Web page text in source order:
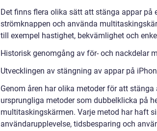
Det finns flera olika sätt att stänga appar på
strömknappen och använda
till exempel hastighet, bekvämlighet och
Historisk genomgång av för- och nackdelar
Utvecklingen av stängning av appar på
Genom åren har olika metoder för att
ursprungliga metoder som dubbelklicka på
multitaskingskärmen. Varje metod har haft
användarupplevelse, tidsbesparing och